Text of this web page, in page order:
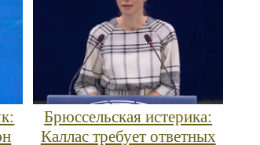
Брюссельская истерика:
Каллас требует ответных